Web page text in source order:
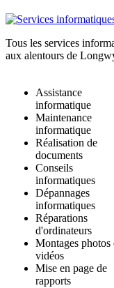
Tous les services
aux alentours de
Assistance
informatique
Maintenance
informatique
Réalisation de
documents
Conseils
informatiques
Dépannages
informatiques
Réparations
d'ordinateurs
Montages photos
vidéos
Mise en page de
rapports